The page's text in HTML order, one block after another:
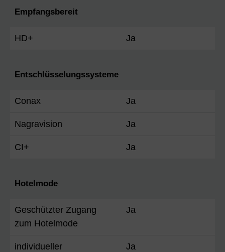
Empfangsbereit
HD+ Ja
Entschlüsselungssysteme
Conax Ja
Nagravision Ja
CI+ Ja
Hotelmode
Geschützter Zugang
zum Hotelmode
Ja
individueller
Ja